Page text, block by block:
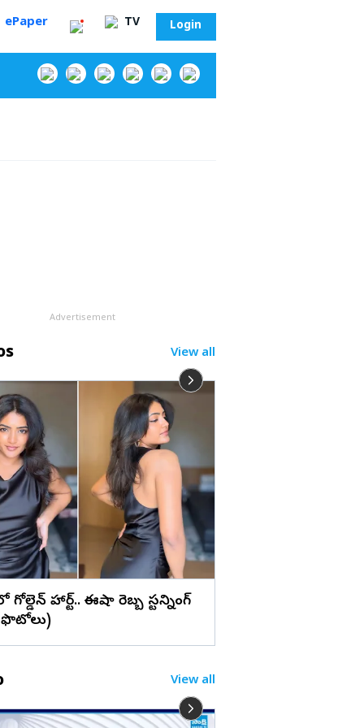
ePaper
TV Login
Advertisement
View all
గోల్డెన్ హార్ట్.. ఈషా రెబ్బ స్టన్నింగ్
View all